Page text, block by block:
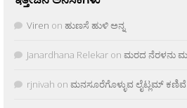
Viren on ಹುಣಸೆ ಹುಳಿ ಅನ್ನ
Janardhana Relekar on ಮರದ ನೆರಳನು
rjnivah on ಮನಸೂರೆಗೊಳ್ಳುವ ಲೈಟ್ಲಮ್ ಕಣಿವೆ